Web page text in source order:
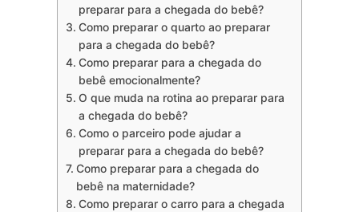
preparar para a chegada do bebê?
Como preparar o quarto ao preparar
para a chegada do bebê?
Como preparar para a chegada do
bebê emocionalmente?
O que muda na rotina ao preparar para
a chegada do bebê?
Como o parceiro pode ajudar a
preparar para a chegada do bebê?
Como preparar para a chegada do
bebê na maternidade?
Como preparar o carro para a chegada